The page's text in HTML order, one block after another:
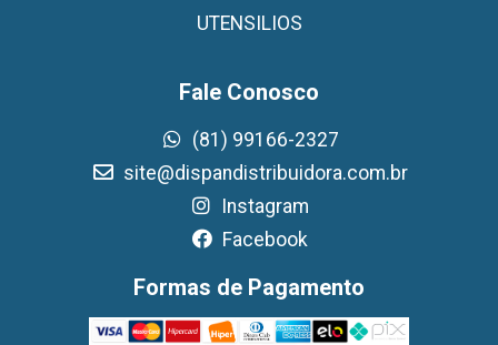
UTENSILIOS
Fale Conosco
(81) 99166-2327
site@dispandistribuidora.com.br
Instagram
Facebook
Formas de Pagamento